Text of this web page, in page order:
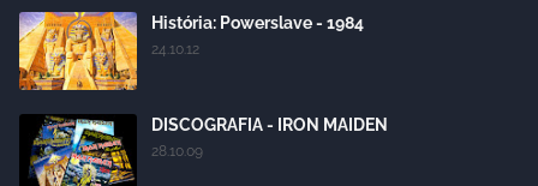
História: Powerslave - 1984
24.10.12
DISCOGRAFIA - IRON MAIDEN
28.10.09